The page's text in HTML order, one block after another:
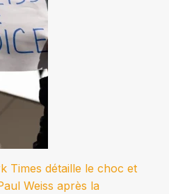
Times détaille le choc et
Weiss après la